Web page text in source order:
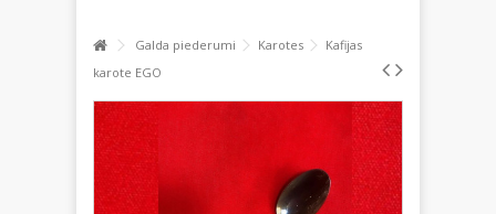
Galda piederumi Karotes
Kafijas
karote EGO